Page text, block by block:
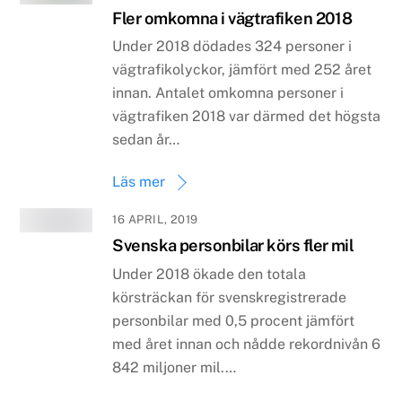
Fler omkomna i vägtrafiken 2018
Under 2018 dödades 324 personer i
vägtrafikolyckor, jämfört med 252 året
innan. Antalet omkomna personer i
vägtrafiken 2018 var därmed det högsta
sedan år…
Läs mer
16 APRIL, 2019
Svenska personbilar körs fler mil
Under 2018 ökade den totala
körsträckan för svenskregistrerade
personbilar med 0,5 procent jämfört
med året innan och nådde rekordnivån 6
842 miljoner mil.…